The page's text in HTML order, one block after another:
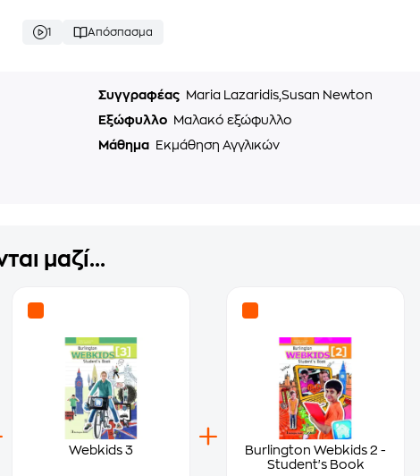
1 Απόσπασμα
Συγγραφέας
Maria Lazaridis,Susan Newton
Εξώφυλλο
Μαλακό εξώφυλλο
Μάθημα Εκμάθηση Αγγλικών
μαζί...
Webkids 3
Burlington Webkids 2 -
Student's Book